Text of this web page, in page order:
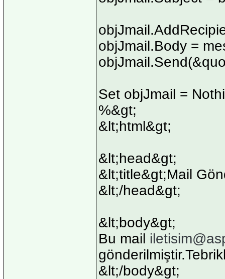
objJmail.Body =
Set objJmail =
%&gt;
&lt;html&gt;
&lt;head&gt;
&lt;title&gt;Mail
&lt;/head&gt;
&lt;body&gt;
Bu mail
&lt;/body&gt;